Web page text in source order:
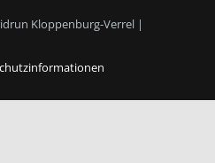
Kloppenburg-Verrel |